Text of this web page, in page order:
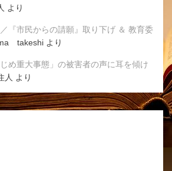
より
『市民からの請願』取り下げ ＆ 教育委
takeshi より
め重大事態」の被害者の声に耳を傾け
人 より